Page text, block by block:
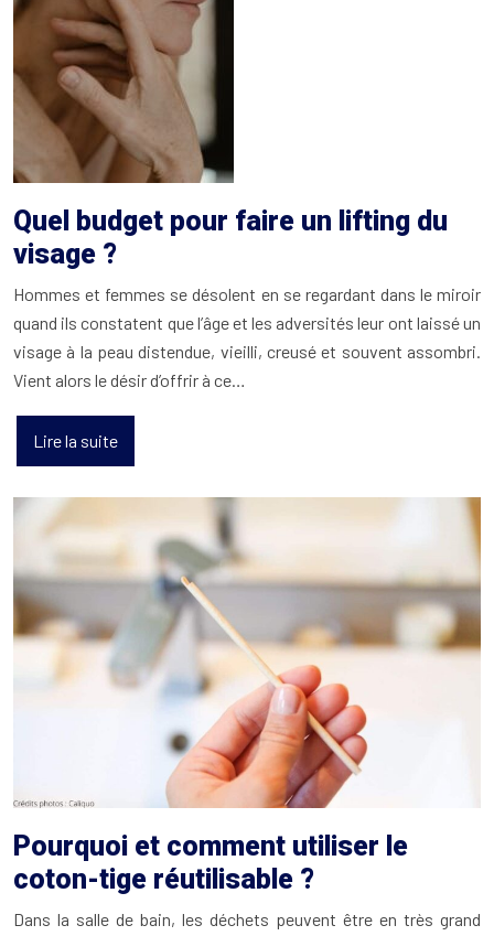
Quel budget pour faire un lifting du
visage ?
Hommes et femmes se désolent en se regardant dans le miroir
quand ils constatent que l’âge et les adversités leur ont laissé un
visage à la peau distendue, vieilli, creusé et souvent assombri.
Vient alors le désir d’offrir à ce…
Lire la suite
Pourquoi et comment utiliser le
coton-tige réutilisable ?
Dans la salle de bain, les déchets peuvent être en très grand